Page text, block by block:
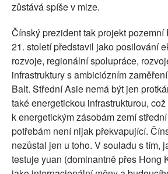
zůstává spíše v mlze.
Čínský prezident tak projekt pozemní
21. století představil jako posilování
rozvoje, regionální spolupráce,
infrastruktury s ambiciózním
Balt. Střední Asie nemá být jen
také energetickou infrastrukturou,
k energetickým zásobám zemí
potřebám není nijak překvapující.
nezůstal jen u toho. V souladu s tím,
testuje yuan (dominantně přes Hong